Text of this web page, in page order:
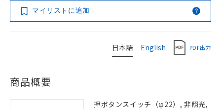
マイリストに追加
日本語 English PDF出力
商品概要
押ボタンスイッチ（φ22）, 非照光,